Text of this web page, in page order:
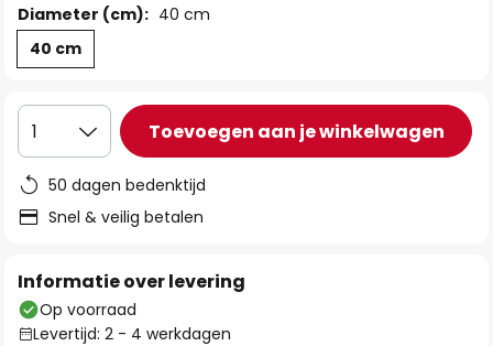
Diameter (cm): 40 cm
40 cm
1 Toevoegen aan je winkelwagen
50 dagen bedenktijd
Snel & veilig betalen
Informatie over levering
Op voorraad
Levertijd: 2 - 4 werkdagen